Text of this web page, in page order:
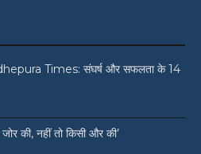
Times: संघर्ष और सफलता के 14
की, नहीं तो किसी और की’